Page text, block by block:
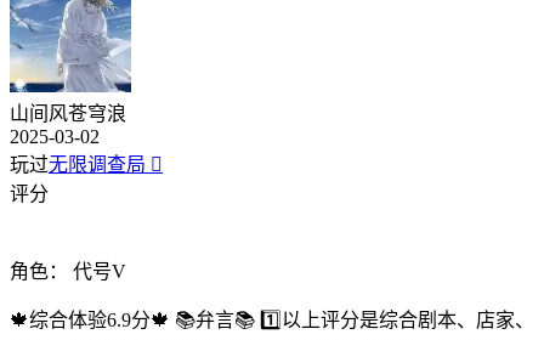
山间风苍穹浪
2025-03-02
玩过无限调查局 
评分
角色： 代号V
🍁综合体验6.9分🍁 📚弁言📚 1️⃣以上评分是综合剧本、店家、